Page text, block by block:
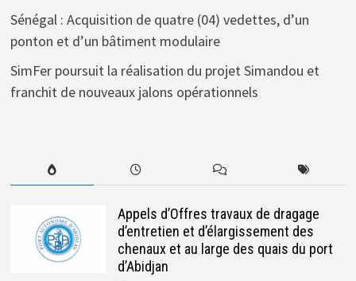
Sénégal : Acquisition de quatre (04) vedettes, d’un
ponton et d’un bâtiment modulaire
SimFer poursuit la réalisation du projet Simandou et
franchit de nouveaux jalons opérationnels
Appels d’Offres travaux de dragage
d’entretien et d’élargissement des
chenaux et au large des quais du port
d’Abidjan